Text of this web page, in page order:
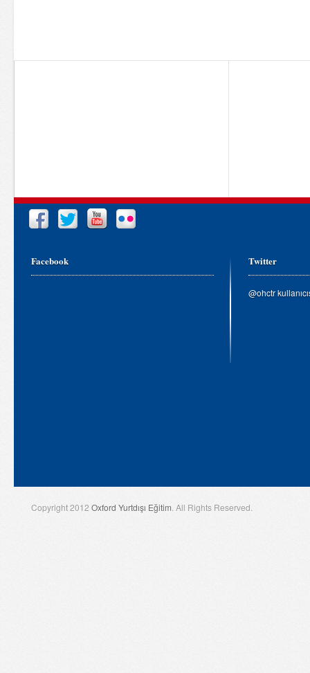
Facebook Twitter
@ohctr
Copyright 2012 Oxford Yurtdışı Eğitim. All Rights Reserved.